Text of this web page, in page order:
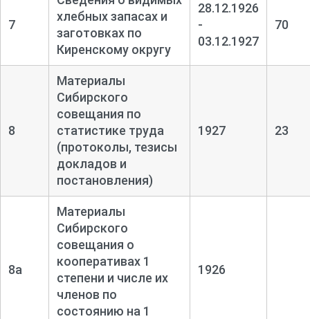
7
хлебных запасах и
заготовках по
Киренскому округу
28.12.1926
-
03.12.1927
70
8
Материалы
Сибирского
совещания по
статистике труда
(протоколы, тезисы
докладов и
постановления)
1927 23
8а
Материалы
Сибирского
совещания о
кооперативах 1
степени и числе их
членов по
состоянию на 1
1926